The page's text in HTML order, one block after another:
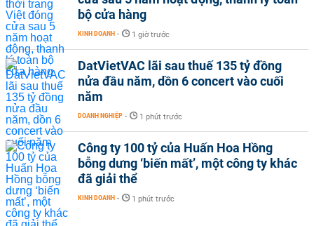
bộ cửa hàng
KINH DOANH - 1 giờ trước
DatVietVAC lãi sau thuế 135 tỷ đồng
nửa đầu năm, dồn 6 concert vào cuối
năm
DOANH NGHIỆP - 1 phút trước
Công ty 100 tỷ của Huấn Hoa Hồng
bỗng dưng ‘biến mất’, một công ty khác
đã giải thể
KINH DOANH - 1 phút trước